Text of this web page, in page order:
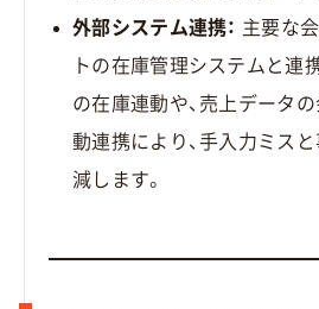
外部システム連携： 主要な
トの在庫管理システムと連
の在庫連動や、売上データ
動連携により、手入力ミス
減します。